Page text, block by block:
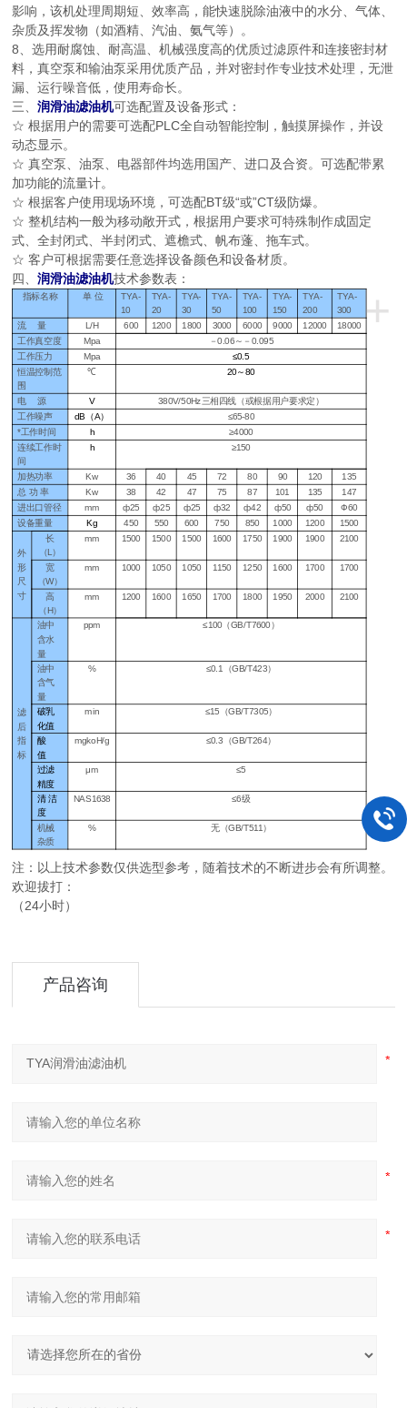
影响，该机处理周期短、效率高，能快速脱除油液中的水分、气体、
杂质及挥发物（如酒精、汽油、氨气等）。
8、选用耐腐蚀、耐高温、机械强度高的优质过滤原件和连接密封材
料，真空泵和输油泵采用优质产品，并对密封作专业技术处理，无泄
漏、运行噪音低，使用寿命长。
三、润滑油滤油机可选配置及设备形式：
☆ 根据用户的需要可选配PLC全自动智能控制，触摸屏操作，并设
动态显示。
☆ 真空泵、油泵、电器部件均选用国产、进口及合资。可选配带累
加功能的流量计。
☆ 根据客户使用现场环境，可选配BT级“或”CT级防爆。
☆ 整机结构一般为移动敞开式，根据用户要求可特殊制作成固定
式、全封闭式、半封闭式、遮檐式、帆布蓬、拖车式。
☆ 客户可根据需要任意选择设备颜色和设备材质。
四、润滑油滤油机技术参数表：
+
指标名称 单 位
TYA-
10
TYA-
20
TYA-
30
TYA-
50
TYA-
100
TYA-
150
TYA-
200
TYA-
300
流 量 L/H 600 1200 1800 3000 6000 9000 12000 18000
工作真空度 Mpa －0.06～－0.095
工作压力 Mpa ≤0.5
恒温控制范
围
℃ 20～80
电 源 V 380V/50Hz三相四线 （或根据用户要求定）
工作噪声 dB（A） ≤65-80
*工作时间 h ≥4000
连续工作时
间
h ≥150
加热功率 Kw 36 40 45 72 80 90 120
135
总 功 率
Kw 38 42 47 75 87 101 135
147
进出口管径
mm ф25 ф25 ф25 ф32 ф42 ф50 ф50
Ф60
设备重量
Kg 450 550 600 750 850 1000 1200 1500
外
形
尺
寸
长
（L）
mm 1500 1500 1500 1600 1750 1900 1900 2100
宽
（W）
mm 1000 1050 1050 1150 1250 1600 1700 1700
高
（H）
mm 1200 1600 1650 1700 1800 1950 2000 2100
滤
后
指
标
油中
含水
量
ppm ≤100（GB/T7600）
油中
含气
量
% ≤0.1（GB/T423）
破乳
化值
min ≤15（GB/T7305）
酸
值
mgkoH/g ≤0.3（GB/T264）
过滤
精度
μm ≤5
清 洁
度
NAS1638 ≤6级
机械
杂质
% 无（GB/T511）
注：以上技术参数仅供选型参考，随着技术的不断进步会有所调整。
欢迎拔打：
（24小时）
产品咨询